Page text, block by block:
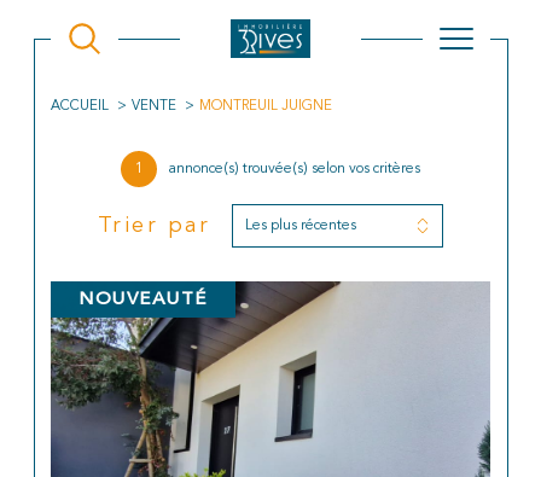
ACCUEIL VENTE MONTREUIL JUIGNE
1 annonce(s) trouvée(s) selon vos critères
Trier par Les plus récentes
NOUVEAUTÉ